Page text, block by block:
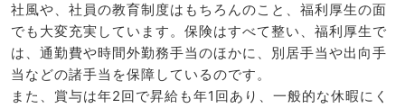
社風や、社員の教育制度はもちろんのこと、福利厚生の面
でも大変充実しています。保険はすべて整い、福利厚生で
は、通勤費や時間外勤務手当のほかに、別居手当や出向手
当などの諸手当を保障しているのです。
また、賞与は年2回で昇給も年1回あり、一般的な休暇にく